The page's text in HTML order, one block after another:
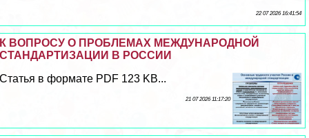
22 07 2026 16:41:54
К ВОПРОСУ О ПРОБЛЕМАХ МЕЖДУНАРОДНОЙ
СТАНДАРТИЗАЦИИ В РОССИИ
Статья в формате PDF 123 KB...
21 07 2026 11:17:20